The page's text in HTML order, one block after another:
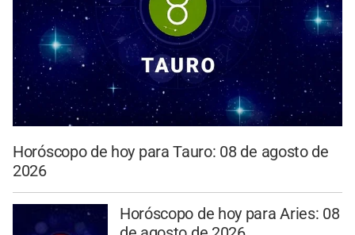
Horóscopo de hoy para Tauro: 08 de agosto de
2026
Horóscopo de hoy para Aries: 08